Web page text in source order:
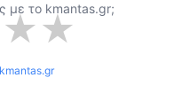
με το kmantas.gr;
★★
kmantas.gr